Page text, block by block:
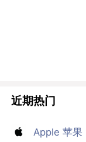
近期热门
Apple 苹果